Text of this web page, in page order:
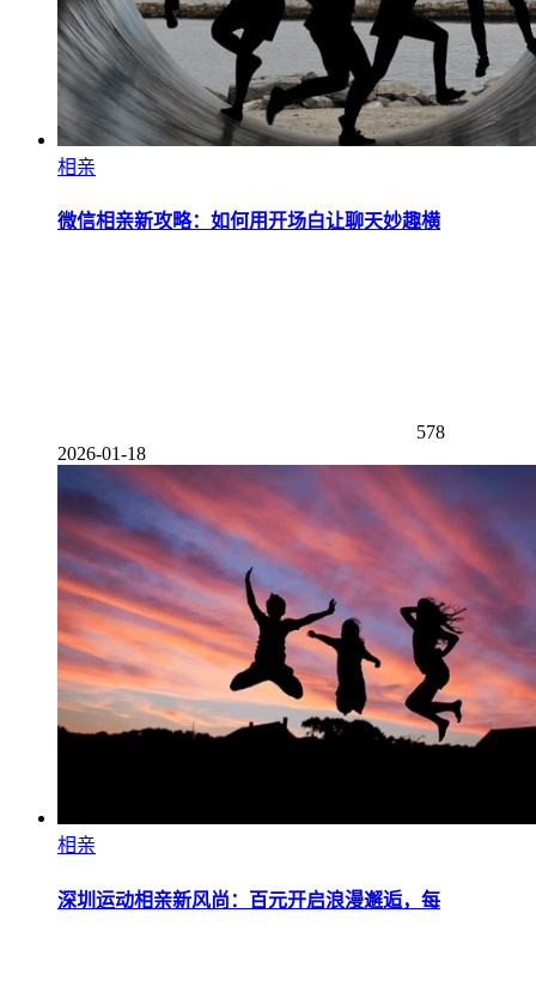
相亲
微信相亲新攻略：如何用开场白让聊天妙趣横
578
2026-01-18
相亲
深圳运动相亲新风尚：百元开启浪漫邂逅，每